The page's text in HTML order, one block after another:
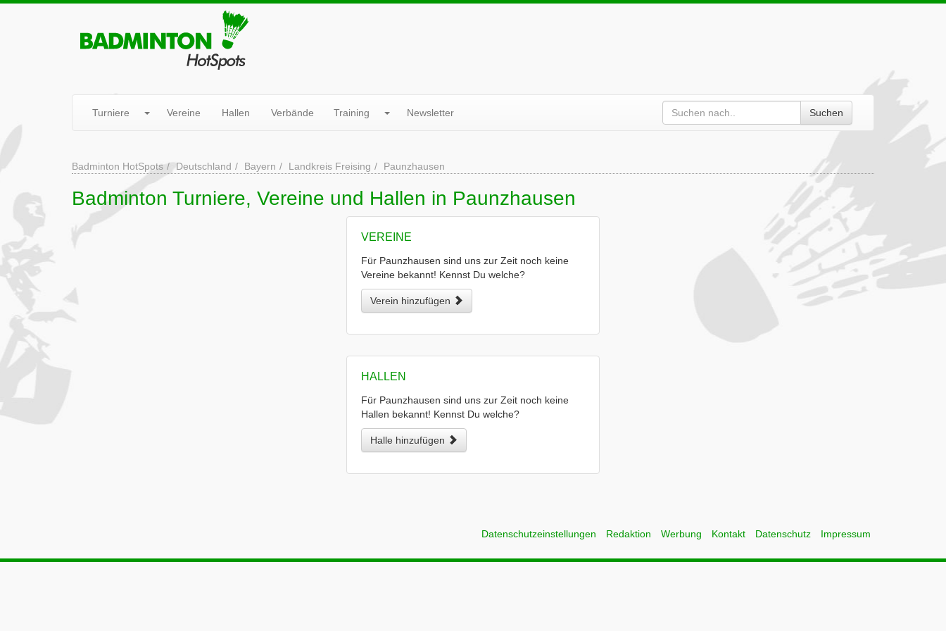
Turniere Vereine Hallen Verbände Training Newsletter Suchen
Badminton HotSpots Deutschland Bayern Landkreis Freising Paunzhausen
Badminton Turniere, Vereine und Hallen in Paunzhausen
VEREINE
Für Paunzhausen sind uns zur Zeit noch keine
Vereine bekannt! Kennst Du welche?
Verein hinzufügen
HALLEN
Für Paunzhausen sind uns zur Zeit noch keine
Hallen bekannt! Kennst Du welche?
Halle hinzufügen
Datenschutzeinstellungen Redaktion Werbung Kontakt Datenschutz Impressum